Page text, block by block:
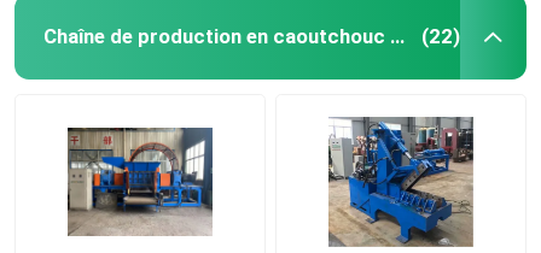
Chaîne de production en caoutchouc de poudre (22)